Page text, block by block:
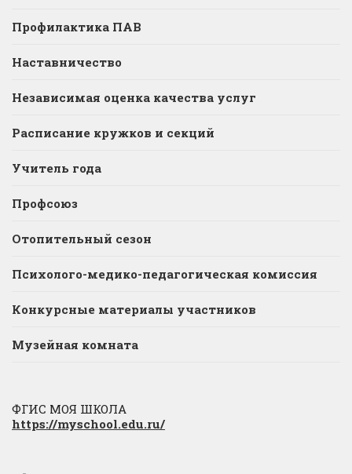
Профилактика ПАВ
Наставничество
Независимая оценка качества услуг
Расписание кружков и секций
Учитель года
Профсоюз
Отопительный сезон
Психолого-медико-педагогическая комиссия
Конкурсные материалы участников
Музейная комната
ФГИС МОЯ ШКОЛА
https://myschool.edu.ru/